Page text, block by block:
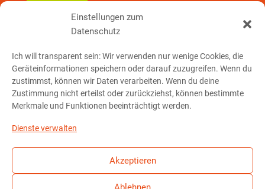
Einstellungen zum
Datenschutz
Ich will transparent sein: Wir verwenden nur wenige Cookies, die
Geräteinformationen speichern oder darauf zuzugreifen. Wenn du
zustimmst, können wir Daten verarbeiten. Wenn du deine
Zustimmung nicht erteilst oder zurückziehst, können bestimmte
Merkmale und Funktionen beeinträchtigt werden.
Dienste verwalten
Akzeptieren
So erreichst Du mich:
Telefon: 01 76 – 23 78 32 91
E-Mail schreiben